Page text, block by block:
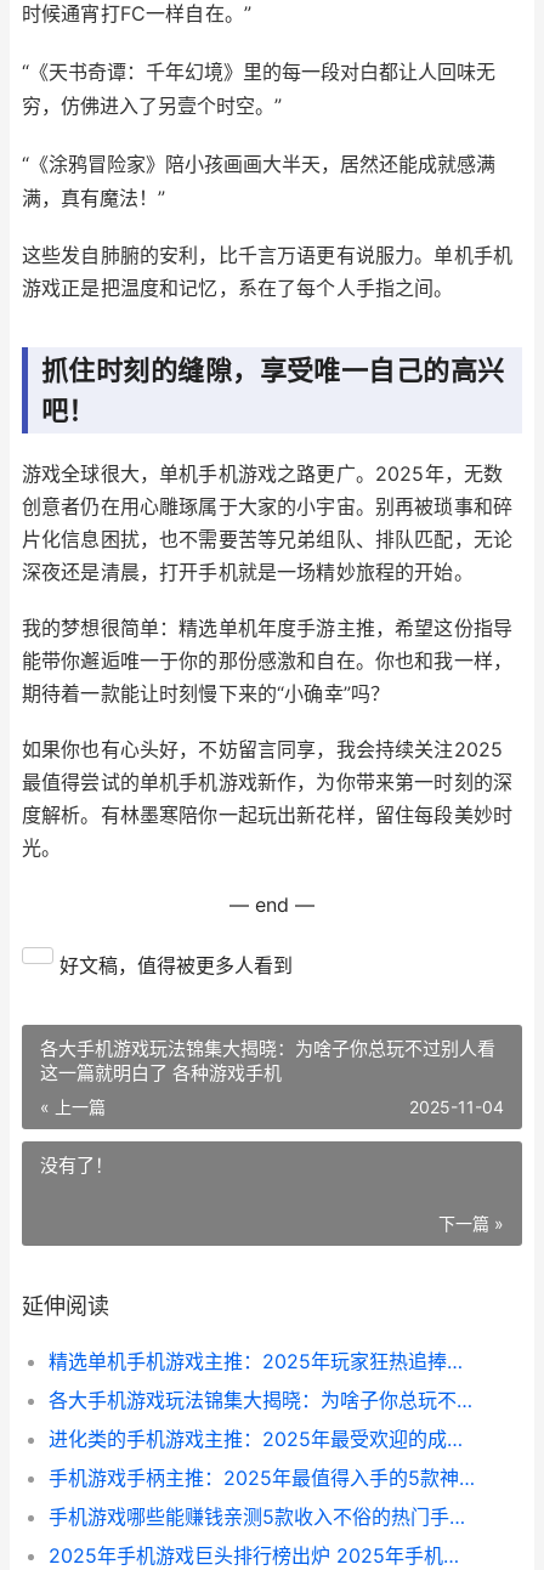
时候通宵打FC一样自在。”
“《天书奇谭：千年幻境》里的每一段对白都让人回味无
穷，仿佛进入了另壹个时空。”
“《涂鸦冒险家》陪小孩画画大半天，居然还能成就感满
满，真有魔法！”
这些发自肺腑的安利，比千言万语更有说服力。单机手机
游戏正是把温度和记忆，系在了每个人手指之间。
抓住时刻的缝隙，享受唯一自己的高兴
吧！
游戏全球很大，单机手机游戏之路更广。2025年，无数
创意者仍在用心雕琢属于大家的小宇宙。别再被琐事和碎
片化信息困扰，也不需要苦等兄弟组队、排队匹配，无论
深夜还是清晨，打开手机就是一场精妙旅程的开始。
我的梦想很简单：精选单机年度手游主推，希望这份指导
能带你邂逅唯一于你的那份感激和自在。你也和我一样，
期待着一款能让时刻慢下来的“小确幸”吗？
如果你也有心头好，不妨留言同享，我会持续关注2025
最值得尝试的单机手机游戏新作，为你带来第一时刻的深
度解析。有林墨寒陪你一起玩出新花样，留住每段美妙时
光。
— end —
好文稿，值得被更多人看到
各大手机游戏玩法锦集大揭晓：为啥子你总玩不过别人看
这一篇就明白了 各种游戏手机
« 上一篇 2025-11-04
没有了！
下一篇 »
延伸阅读
精选单机手机游戏主推：2025年玩家狂热追捧的5大神作 精典单机手游
各大手机游戏玩法锦集大揭晓：为啥子你总玩不过别人看这一篇就明白了 各种游戏手机
进化类的手机游戏主推：2025年最受欢迎的成长型手机游戏榜单大揭晓 一款进化的游戏
手机游戏手柄主推：2025年最值得入手的5款神器 手机游戏手柄使用说明
手机游戏哪些能赚钱亲测5款收入不俗的热门手机游戏主推 什么手机游戏app最全
2025年手机游戏巨头排行榜出炉 2025年手机游戏搬砖